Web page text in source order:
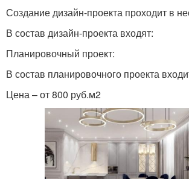
Создание дизайн-проекта проходит в
В состав дизайн-проекта входят:
Планировочный проект:
В состав планировочного проекта
Цена – от 800 руб.м2